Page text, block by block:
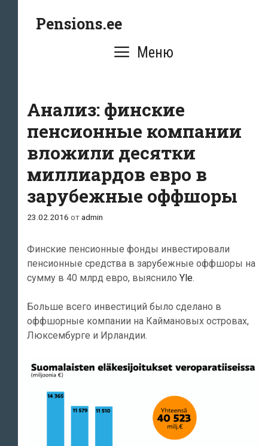
Pensions.ee
Меню
Анализ: финские
пенсионные компании
вложили десятки
миллиардов евро в
зарубежные оффшоры
23.02.2016 отadmin
Финские пенсионные фонды инвестировали
пенсионные средства в зарубежные оффшоры на
сумму в 40 млрд евро, выяснило Yle.
Больше всего инвестиций было сделано в
оффшорные компании на Каймановых островах,
Люксембурге и Ирландии.